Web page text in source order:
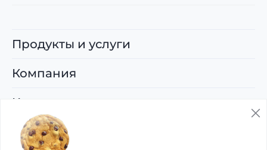
Продукты и услуги
Компания
Карьера
Поддержка